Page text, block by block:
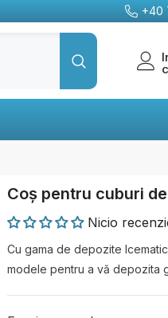
+40
Coș pentru cuburi
Nicio
Cu gama de depozite
modele pentru a vă depozita